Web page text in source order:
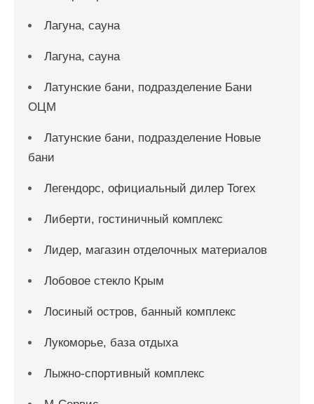
Лагуна, сауна
Лагуна, сауна
Латунские бани, подразделение Бани
ОЦМ
Латунские бани, подразделение Новые
бани
Легендорс, официальный дилер Torex
Либерти, гостиничный комплекс
Лидер, магазин отделочных материалов
Лобовое стекло Крым
Лосиный остров, банный комплекс
Лукоморье, база отдыха
Лыжно-спортивный комплекс